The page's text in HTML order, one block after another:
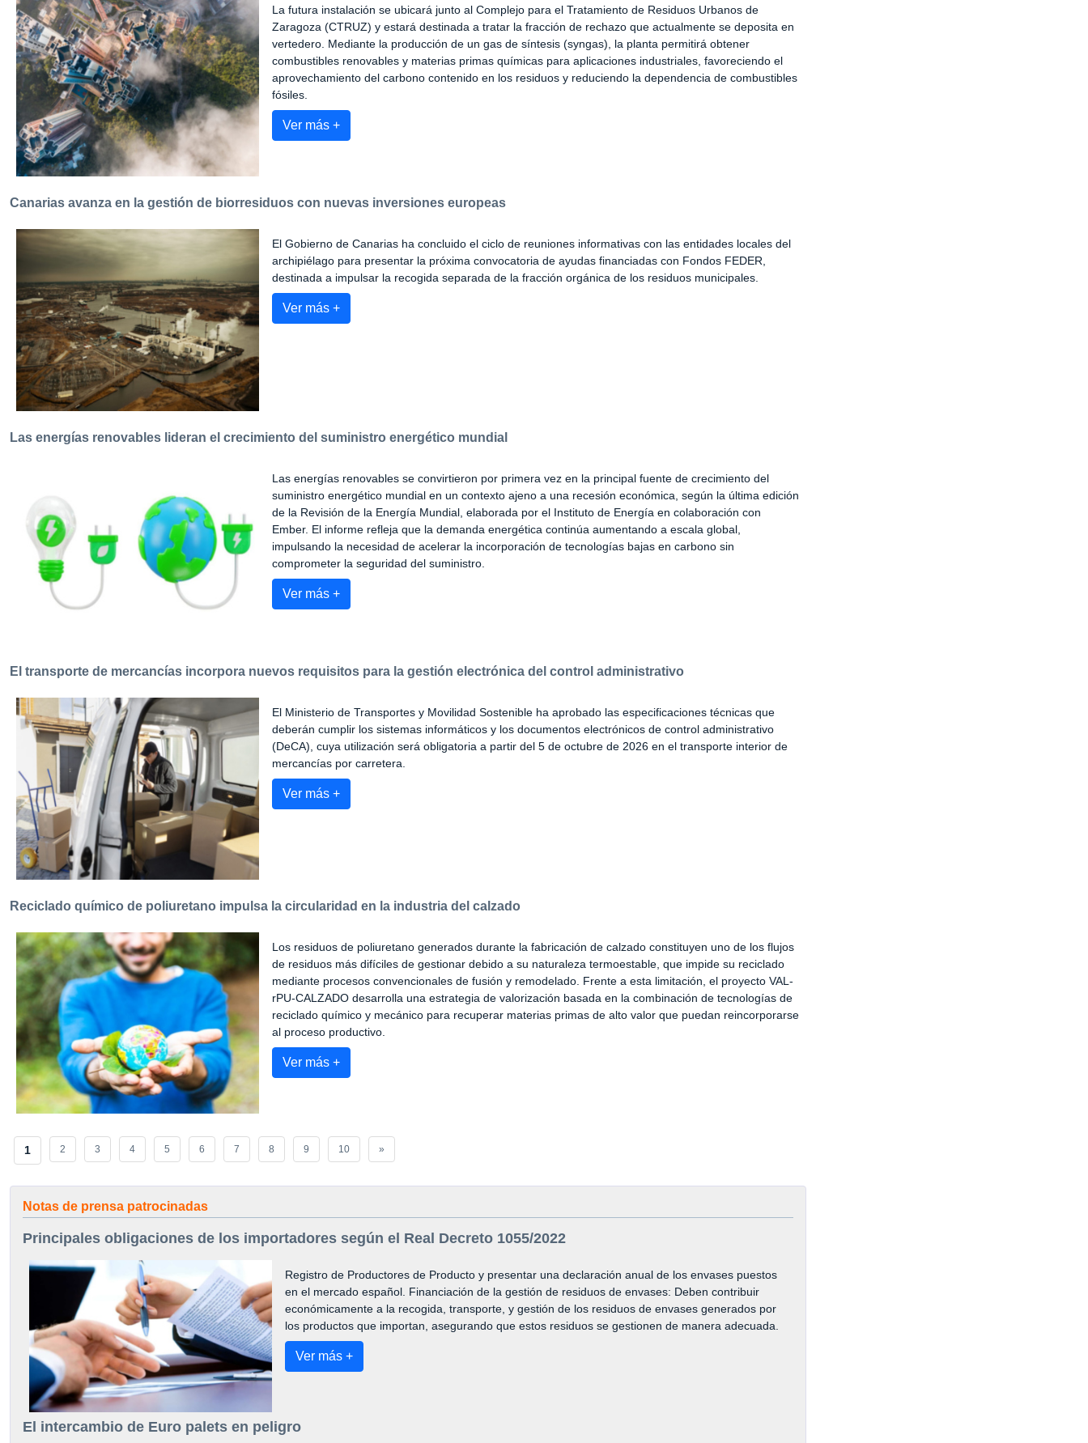
La futura instalación se ubicará junto al Complejo para el Tratamiento de Residuos Urbanos de
Zaragoza (CTRUZ) y estará destinada a tratar la fracción de rechazo que actualmente se deposita en
vertedero. Mediante la producción de un gas de síntesis (syngas), la planta permitirá obtener
combustibles renovables y materias primas químicas para aplicaciones industriales, favoreciendo el
aprovechamiento del carbono contenido en los residuos y reduciendo la dependencia de combustibles
fósiles.
Ver más +
Canarias avanza en la gestión de biorresiduos con nuevas inversiones europeas
El Gobierno de Canarias ha concluido el ciclo de reuniones informativas con las entidades locales del
archipiélago para presentar la próxima convocatoria de ayudas financiadas con Fondos FEDER,
destinada a impulsar la recogida separada de la fracción orgánica de los residuos municipales.
Ver más +
Las energías renovables lideran el crecimiento del suministro energético mundial
Las energías renovables se convirtieron por primera vez en la principal fuente de crecimiento del
suministro energético mundial en un contexto ajeno a una recesión económica, según la última edición
de la Revisión de la Energía Mundial, elaborada por el Instituto de Energía en colaboración con
Ember. El informe refleja que la demanda energética continúa aumentando a escala global,
impulsando la necesidad de acelerar la incorporación de tecnologías bajas en carbono sin
comprometer la seguridad del suministro.
Ver más +
El transporte de mercancías incorpora nuevos requisitos para la gestión electrónica del control administrativo
El Ministerio de Transportes y Movilidad Sostenible ha aprobado las especificaciones técnicas que
deberán cumplir los sistemas informáticos y los documentos electrónicos de control administrativo
(DeCA), cuya utilización será obligatoria a partir del 5 de octubre de 2026 en el transporte interior de
mercancías por carretera.
Ver más +
Reciclado químico de poliuretano impulsa la circularidad en la industria del calzado
Los residuos de poliuretano generados durante la fabricación de calzado constituyen uno de los flujos
de residuos más difíciles de gestionar debido a su naturaleza termoestable, que impide su reciclado
mediante procesos convencionales de fusión y remodelado. Frente a esta limitación, el proyecto VAL-
rPU-CALZADO desarrolla una estrategia de valorización basada en la combinación de tecnologías de
reciclado químico y mecánico para recuperar materias primas de alto valor que puedan reincorporarse
al proceso productivo.
Ver más +
1 2 3 4 5 6 7 8 9 10 »
Notas de prensa patrocinadas
Principales obligaciones de los importadores según el Real Decreto 1055/2022
Registro de Productores de Producto y presentar una declaración anual de los envases puestos
en el mercado español. Financiación de la gestión de residuos de envases: Deben contribuir
económicamente a la recogida, transporte, y gestión de los residuos de envases generados por
los productos que importan, asegurando que estos residuos se gestionen de manera adecuada.
Ver más +
El intercambio de Euro palets en peligro